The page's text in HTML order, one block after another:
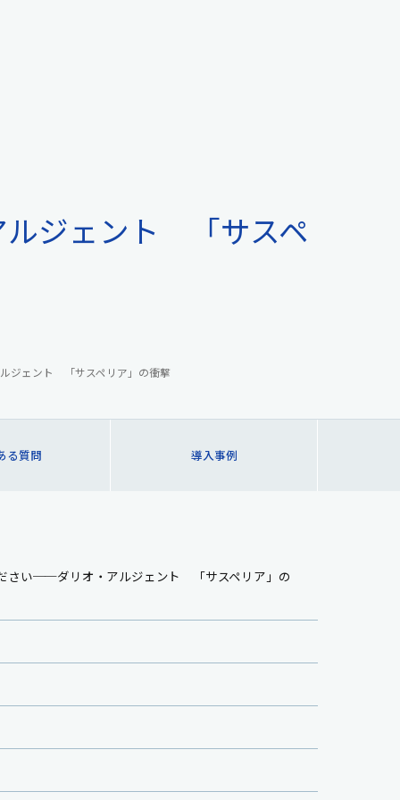
ジェント 「サスペ
ジェント 「サスペリア」の衝撃
る質問 導入事例
さい──ダリオ・アルジェント 「サスペリア」の